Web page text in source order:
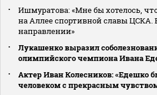
Ишмуратова: «Мне бы хотелось,
на Аллее спортивной славы ЦСКА.
направлении»
Лукашенко выразил
олимпийского чемпиона Ивана
Актер Иван Колесников: «Едешко
человеком с прекрасным